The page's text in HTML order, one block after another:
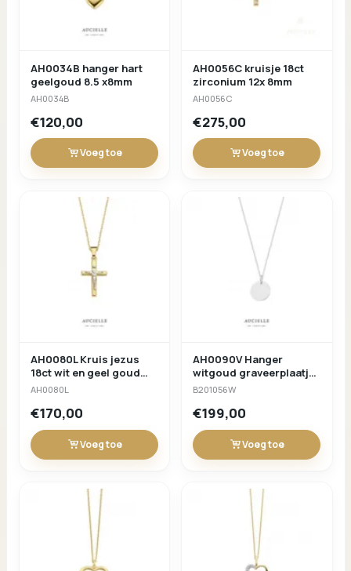
AH0034B hanger hart
geelgoud 8.5 x8mm
AH0034B
€120,00
Voeg toe
AH0056C kruisje 18ct
zirconium 12x 8mm
AH0056C
€275,00
Voeg toe
AH0080L Kruis jezus
18ct wit en geel goud
16x11mm
AH0080L
€170,00
Voeg toe
AH0090V Hanger
witgoud graveerplaatje
rond
B201056W
€199,00
Voeg toe